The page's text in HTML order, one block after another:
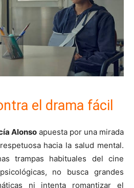
el drama fácil
Alonso apuesta por una mirada
hacia la salud mental.
trampas habituales del cine
no busca grandes
ni intenta romantizar el